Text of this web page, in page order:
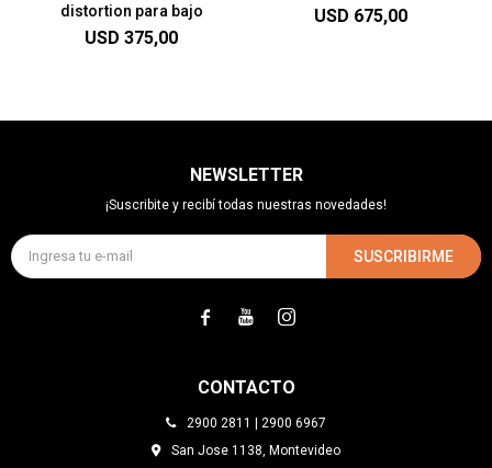
distortion para bajo
USD 375,00
USD 675,00
CONTACTO
2900 2811 | 2900 6967
San Jose 1138, Montevideo
NEWSLETTER
¡Suscribite y recibí todas nuestras novedades!
SUSCRIBIRME
  